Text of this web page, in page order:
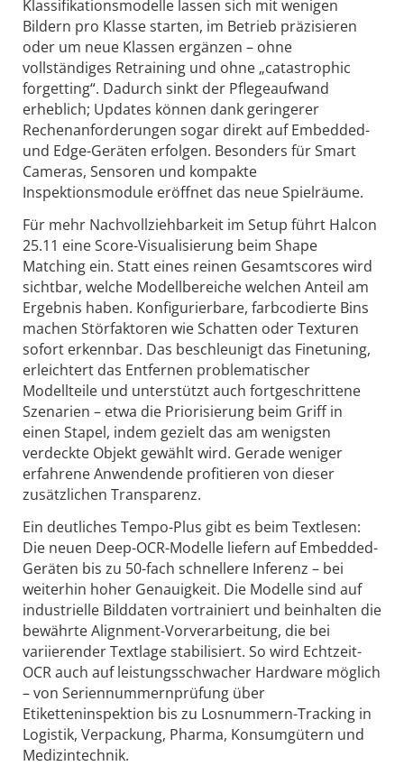
Klassifikationsmodelle lassen sich mit wenigen
Bildern pro Klasse starten, im Betrieb präzisieren
oder um neue Klassen ergänzen – ohne
vollständiges Retraining und ohne „catastrophic
forgetting“. Dadurch sinkt der Pflegeaufwand
erheblich; Updates können dank geringerer
Rechenanforderungen sogar direkt auf Embedded-
und Edge-Geräten erfolgen. Besonders für Smart
Cameras, Sensoren und kompakte
Inspektionsmodule eröffnet das neue Spielräume.
Für mehr Nachvollziehbarkeit im Setup führt Halcon
25.11 eine Score-Visualisierung beim Shape
Matching ein. Statt eines reinen Gesamtscores wird
sichtbar, welche Modellbereiche welchen Anteil am
Ergebnis haben. Konfigurierbare, farbcodierte Bins
machen Störfaktoren wie Schatten oder Texturen
sofort erkennbar. Das beschleunigt das Finetuning,
erleichtert das Entfernen problematischer
Modellteile und unterstützt auch fortgeschrittene
Szenarien – etwa die Priorisierung beim Griff in
einen Stapel, indem gezielt das am wenigsten
verdeckte Objekt gewählt wird. Gerade weniger
erfahrene Anwendende profitieren von dieser
zusätzlichen Transparenz.
Ein deutliches Tempo-Plus gibt es beim Textlesen:
Die neuen Deep-OCR-Modelle liefern auf Embedded-
Geräten bis zu 50-fach schnellere Inferenz – bei
weiterhin hoher Genauigkeit. Die Modelle sind auf
industrielle Bilddaten vortrainiert und beinhalten die
bewährte Alignment-Vorverarbeitung, die bei
variierender Textlage stabilisiert. So wird Echtzeit-
OCR auch auf leistungsschwacher Hardware möglich
– von Seriennummernprüfung über
Etiketteninspektion bis zu Losnummern-Tracking in
Logistik, Verpackung, Pharma, Konsumgütern und
Medizintechnik.